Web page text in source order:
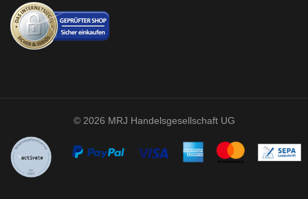
© 2026 MRJ Handelsgesellschaft UG